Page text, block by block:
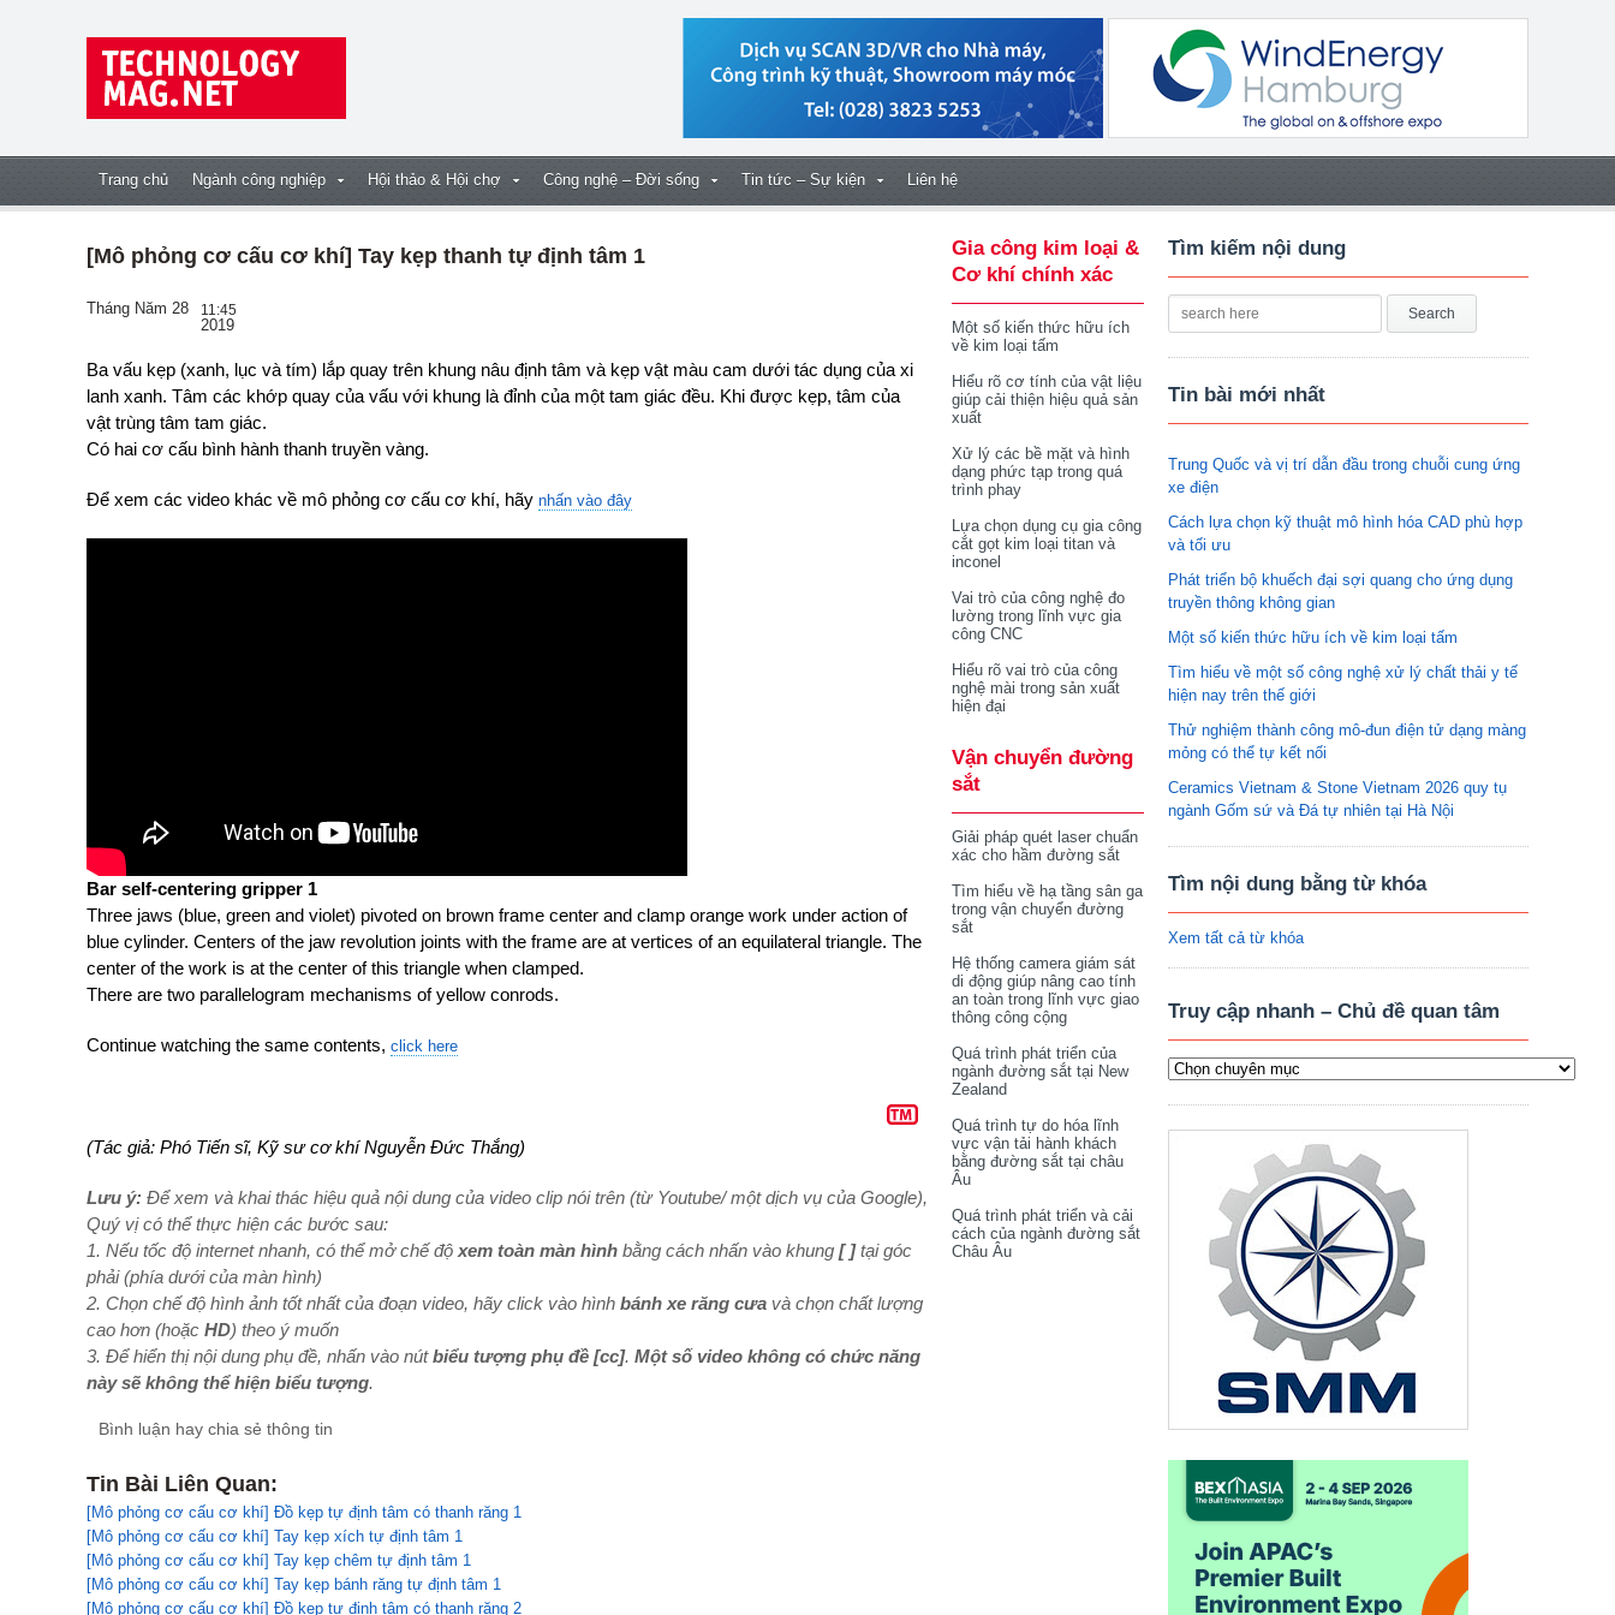
Trang chủ Ngành công nghiệp Hội thảo & Hội chợ Công nghệ – Đời sống Tin tức – Sự kiện Liên hệ
[Mô phỏng cơ cấu cơ khí] Tay kẹp thanh tự định tâm 1
Tháng Năm 28 11:45
2019
Ba vấu kẹp (xanh, lục và tím) lắp quay trên khung nâu định tâm và kẹp vật màu cam dưới tác dụng của xi
lanh xanh. Tâm các khớp quay của vấu với khung là đỉnh của một tam giác đều. Khi được kẹp, tâm của
vật trùng tâm tam giác.
Có hai cơ cấu bình hành thanh truyền vàng.
Để xem các video khác về mô phỏng cơ cấu cơ khí, hãy nhấn vào đây
Bar self-centering gripper 1
Three jaws (blue, green and violet) pivoted on brown frame center and clamp orange work under action of
blue cylinder. Centers ofthe jaw revolution joints with the frame are at vertices of an equilateral triangle. The
center of the work is at the center of this triangle when clamped.
There are two parallelogram mechanisms of yellow conrods.
Continue watching the same contents, click here
(Tác giả: Phó Tiến sĩ, Kỹ sư cơ khí Nguyễn Đức Thắng)
Lưu ý: Để xem và khai thác hiệu quả nội dung của video clip nói trên (từ Youtube/ một dịch vụ của Google),
Quý vị có thể thực hiện các bước sau:
1. Nếu tốc độ internet nhanh, có thể mở chế độ xem toàn màn hình bằng cách nhấn vào khung [ ] tại góc
phải (phía dưới của màn hình)
2. Chọn chế độ hình ảnh tốt nhất của đoạn video, hãy click vào hình bánh xe răng cưa và chọn chất lượng
cao hơn (hoặc HD) theo ý muốn
3. Để hiển thị nội dung phụ đề, nhấn vào nút biểu tượng phụ đề [cc]. Một số video không có chức năng
này sẽ không thể hiện biểu tượng.
Bình luận hay chia sẻ thông tin
Tin Bài Liên Quan:
[Mô phỏng cơ cấu cơ khí] Đồ kẹp tự định tâm có thanh răng 1
[Mô phỏng cơ cấu cơ khí] Tay kẹp xích tự định tâm 1
[Mô phỏng cơ cấu cơ khí] Tay kẹp chêm tự định tâm 1
[Mô phỏng cơ cấu cơ khí] Tay kẹp bánh răng tự định tâm 1
[Mô phỏng cơ cấu cơ khí] Đồ kẹp tự định tâm có thanh răng 2
Gia công kim loại &
Cơ khí chính xác
Một số kiến thức hữu ích
về kim loại tấm
Hiểu rõ cơ tính của vật liệu
giúp cải thiện hiệu quả sản
xuất
Xử lý các bề mặt và hình
dạng phức tạp trong quá
trình phay
Lựa chọn dụng cụ gia công
cắt gọt kim loại titan và
inconel
Vai trò của công nghệ đo
lường trong lĩnh vực gia
công CNC
Hiểu rõ vai trò của công
nghệ mài trong sản xuất
hiện đại
Vận chuyển đường
sắt
Giải pháp quét laser chuẩn
xác cho hầm đường sắt
Tìm hiểu về hạ tầng sân ga
trong vận chuyển đường
sắt
Hệ thống camera giám sát
di động giúp nâng cao tính
an toàn trong lĩnh vực giao
thông công cộng
Quá trình phát triển của
ngành đường sắt tại New
Zealand
Quá trình tự do hóa lĩnh
vực vận tải hành khách
bằng đường sắt tại châu
Âu
Quá trình phát triển và cải
cách của ngành đường sắt
Châu Âu
Tìm kiếm nội dung
Tin bài mới nhất
Trung Quốc và vị trí dẫn đầu trong chuỗi cung ứng
xe điện
Cách lựa chọn kỹ thuật mô hình hóa CAD phù hợp
và tối ưu
Phát triển bộ khuếch đại sợi quang cho ứng dụng
truyền thông không gian
Một số kiến thức hữu ích về kim loại tấm
Tìm hiểu về một số công nghệ xử lý chất thải y tế
hiện nay trên thế giới
Thử nghiệm thành công mô-đun điện tử dạng màng
mỏng có thể tự kết nối
Ceramics Vietnam & Stone Vietnam 2026 quy tụ
ngành Gốm sứ và Đá tự nhiên tại Hà Nội
Tìm nội dung bằng từ khóa
Xem tất cả từ khóa
Truy cập nhanh – Chủ đề quan tâm